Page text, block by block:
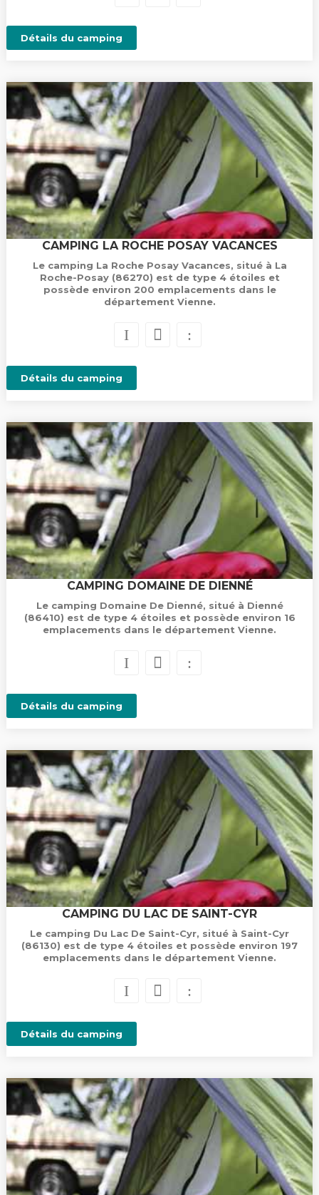
Détails du camping
CAMPING LA ROCHE POSAY VACANCES
Le camping La Roche Posay Vacances, situé à La
Roche-Posay (86270) est de type 4 étoiles et
possède environ 200 emplacements dans le
département Vienne.
Détails du camping
CAMPING DOMAINE DE DIENNÉ
Le camping Domaine De Dienné, situé à Dienné
(86410) est de type 4 étoiles et possède environ 16
emplacements dans le département Vienne.
Détails du camping
CAMPING DU LAC DE SAINT-CYR
Le camping Du Lac De Saint-Cyr, situé à Saint-Cyr
(86130) est de type 4 étoiles et possède environ 197
emplacements dans le département Vienne.
Détails du camping